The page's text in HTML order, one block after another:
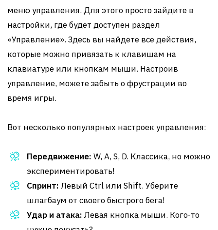
меню управления. Для этого просто зайдите в
настройки, где будет доступен раздел
«Управление». Здесь вы найдете все действия,
которые можно привязать к клавишам на
клавиатуре или кнопкам мыши. Настроив
управление, можете забыть о фрустрации во
время игры.
Вот несколько популярных настроек управления:
Передвижение: W, A, S, D. Классика, но можно
экспериментировать!
Спринт: Левый Ctrl или Shift. Уберите
шлагбаум от своего быстрого бега!
Удар и атака: Левая кнопка мыши. Кого-то